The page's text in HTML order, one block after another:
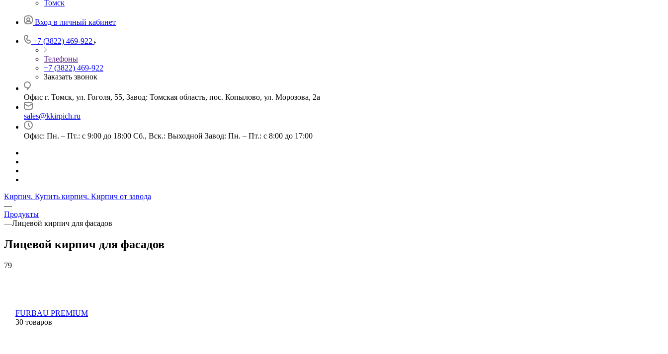
Томск
Вход в личный кабинет
+7 (3822) 469-922
Телефоны
+7 (3822) 469-922
Заказать звонок
Офис г. Томск, ул. Гоголя, 55, Завод: Томская область, пос. Копылово, ул. Морозова, 2а
sales@kkirpich.ru
Офис: Пн. – Пт.: с 9:00 до 18:00 Сб., Вск.: Выходной Завод: Пн. – Пт.: с 8:00 до 17:00
Кирпич. Купить кирпич. Кирпич от завода
—
Продукты
—Лицевой кирпич для фасадов
Лицевой кирпич для фасадов
79
FURBAU PREMIUM
30 товаров